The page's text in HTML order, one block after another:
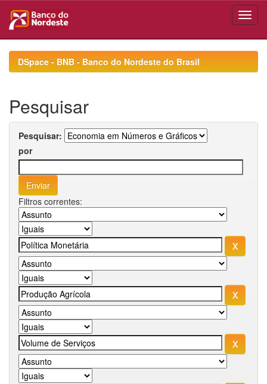
navigationDSpace - BNB - Banco do Nordeste do Brasil
Pesquisar
Pesquisar:
por
Filtros correntes: